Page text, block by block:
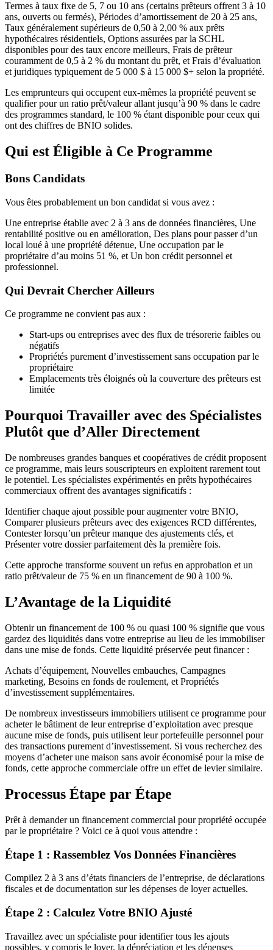
Termes à taux fixe de 5, 7 ou 10 ans (certains prêteurs offrent 3 à 10
ans, ouverts ou fermés), Périodes d’amortissement de 20 à 25 ans,
Taux généralement supérieurs de 0,50 à 2,00 % aux prêts
hypothécaires résidentiels, Options assurées par la SCHL
disponibles pour des taux encore meilleurs, Frais de prêteur
couramment de 0,5 à 2 % du montant du prêt, et Frais d’évaluation
et juridiques typiquement de 5 000 $ à 15 000 $+ selon la propriété.
Les emprunteurs qui occupent eux-mêmes la propriété peuvent se
qualifier pour un ratio prêt/valeur allant jusqu’à 90 % dans le cadre
des programmes standard, le 100 % étant disponible pour ceux qui
ont des chiffres de BNIO solides.
Qui est Éligible à Ce Programme
Bons Candidats
Vous êtes probablement un bon candidat si vous avez :
Une entreprise établie avec 2 à 3 ans de données financières, Une
rentabilité positive ou en amélioration, Des plans pour passer d’un
local loué à une propriété détenue, Une occupation par le
propriétaire d’au moins 51 %, et Un bon crédit personnel et
professionnel.
Qui Devrait Chercher Ailleurs
Ce programme ne convient pas aux :
Start-ups ou entreprises avec des flux de trésorerie faibles ou
négatifs
Propriétés purement d’investissement sans occupation par le
propriétaire
Emplacements très éloignés où la couverture des prêteurs est
limitée
Pourquoi Travailler avec des Spécialistes
Plutôt que d’Aller Directement
De nombreuses grandes banques et coopératives de crédit proposent
ce programme, mais leurs souscripteurs en exploitent rarement tout
le potentiel. Les spécialistes expérimentés en prêts hypothécaires
commerciaux offrent des avantages significatifs :
Identifier chaque ajout possible pour augmenter votre BNIO,
Comparer plusieurs prêteurs avec des exigences RCD différentes,
Contester lorsqu’un prêteur manque des ajustements clés, et
Présenter votre dossier parfaitement dès la première fois.
Cette approche transforme souvent un refus en approbation et un
ratio prêt/valeur de 75 % en un financement de 90 à 100 %.
L’Avantage de la Liquidité
Obtenir un financement de 100 % ou quasi 100 % signifie que vous
gardez des liquidités dans votre entreprise au lieu de les immobiliser
dans une mise de fonds. Cette liquidité préservée peut financer :
Achats d’équipement, Nouvelles embauches, Campagnes
marketing, Besoins en fonds de roulement, et Propriétés
d’investissement supplémentaires.
De nombreux investisseurs immobiliers utilisent ce programme pour
acheter le bâtiment de leur entreprise d’exploitation avec presque
aucune mise de fonds, puis utilisent leur portefeuille personnel pour
des transactions purement d’investissement. Si vous recherchez des
moyens d’acheter une maison sans avoir économisé pour la mise de
fonds, cette approche commerciale offre un effet de levier similaire.
Processus Étape par Étape
Prêt à demander un financement commercial pour propriété occupée
par le propriétaire ? Voici ce à quoi vous attendre :
Étape 1 : Rassemblez Vos Données Financières
Compilez 2 à 3 ans d’états financiers de l’entreprise, de déclarations
fiscales et de documentation sur les dépenses de loyer actuelles.
Étape 2 : Calculez Votre BNIO Ajusté
Travaillez avec un spécialiste pour identifier tous les ajouts
possibles, y compris le loyer, la dépréciation et les dépenses